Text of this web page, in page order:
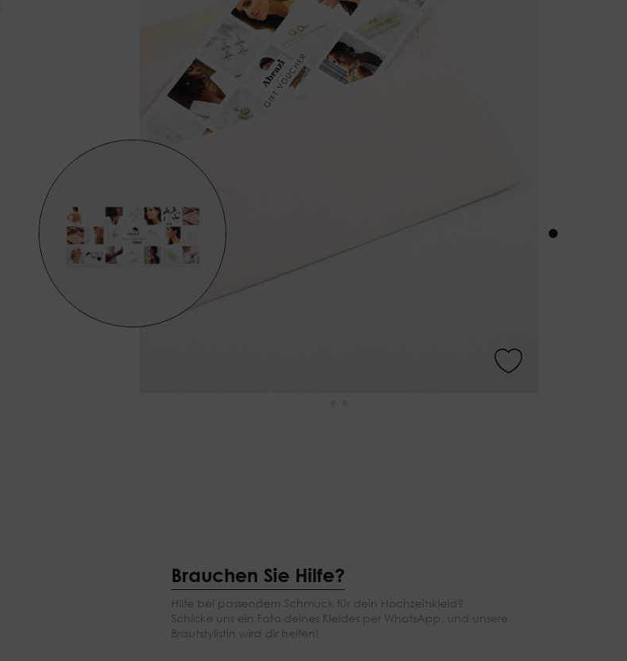
Brauchen Sie Hilfe?
Hilfe bei passendem Schmuck für dein Hochzeitskleid?
Schicke uns ein Foto deines Kleides per WhatsApp, und unsere
Brautstylistin wird dir helfen!